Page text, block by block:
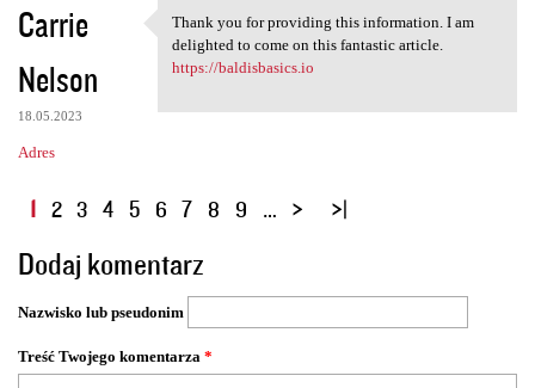
Carrie
Nelson
18.05.2023
Adres
Thank you for providing this
Thank you for providing this information. I am
delighted to come on this fantastic article.
https://baldisbasics.io
S
r
o
n
y
1 2 3 4 5 6 7 8 9 …
Dodaj komentarz
Nazwisko lub pseudonim
Treść Twojego komentarza *